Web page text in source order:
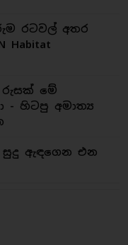
රටවල් අතර
Habitat
රුසක් මේ
- හිටපු අමාත්‍ය
සුදු ඇඳගෙන එන